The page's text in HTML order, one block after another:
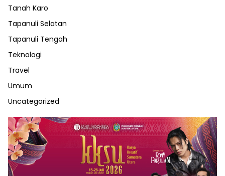
Tanah Karo
Tapanuli Selatan
Tapanuli Tengah
Teknologi
Travel
Umum
Uncategorized